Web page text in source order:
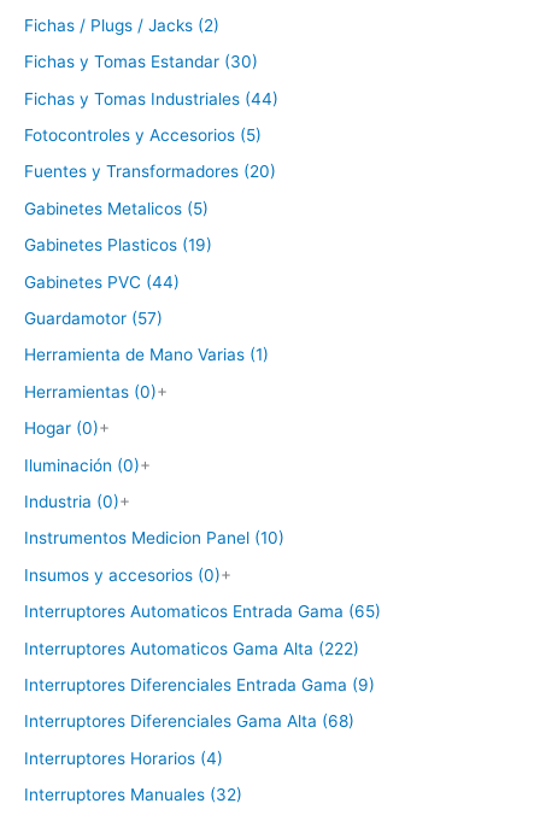
Fichas / Plugs / Jacks (2)
Fichas y Tomas Estandar (30)
Fichas y Tomas Industriales (44)
Fotocontroles y Accesorios (5)
Fuentes y Transformadores (20)
Gabinetes Metalicos (5)
Gabinetes Plasticos (19)
Gabinetes PVC (44)
Guardamotor (57)
Herramienta de Mano Varias (1)
Herramientas (0)+
Hogar (0)+
Iluminación (0)+
Industria (0)+
Instrumentos Medicion Panel (10)
Insumos y accesorios (0)+
Interruptores Automaticos Entrada Gama (65)
Interruptores Automaticos Gama Alta (222)
Interruptores Diferenciales Entrada Gama (9)
Interruptores Diferenciales Gama Alta (68)
Interruptores Horarios (4)
Interruptores Manuales (32)